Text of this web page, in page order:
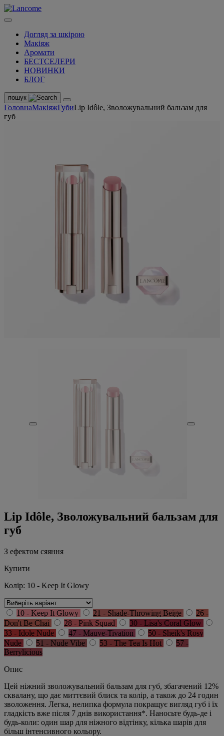
Догляд за шкірою
Макіяж
Аромати
БЕСТСЕЛЕРИ
НОВИНКИ
БЛОГ
пошук
ГоловнаМакіяжГубиLip Idôle, Зволожувальний бальзам для
губ
Lip Idôle, Зволожувальний бальзам для
губ
З ефектом сяяння
Купити
Колір: 10 - Keep It Glowy
10 - Keep It Glowy 21 - Shade-Throwing Beige
26 -
Don't Be Chai
28 - Pink Squad
30 - Lisa's Coral Glow
33 - Idole Nude
47 - Mauve-Tivation
50 - Sheik's Rosy
Nude
51 - Nude Vibe 53 - The Tea Is Hot
57 -
Berrylicious
Опис
Цей ніжний зволожувальний бальзам для губ, збагачений 12%
сквалану, що дає миттєвий блиск та колір, а також до 24 годин
зволоження. Легка, нелипка формула покращує вигляд губ і їх
гладкість вже після 7 днів використання*. Наносьте будь-де і
будь-коли: один шар для ніжного відтінку, кілька шарів для
більш інтенсивного кольору.